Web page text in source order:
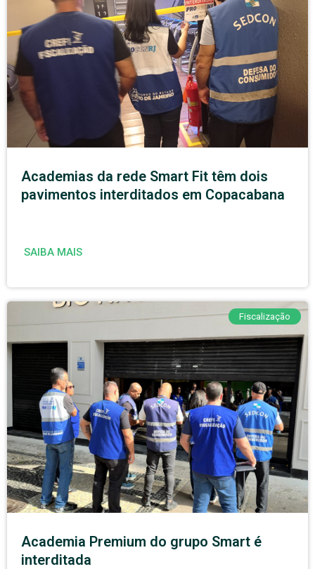
Academias da rede Smart Fit têm dois
pavimentos interditados em Copacabana
SAIBA MAIS
Fiscalização
Academia Premium do grupo Smart é
interditada